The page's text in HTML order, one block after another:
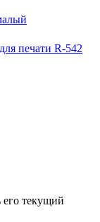
печати R-542
его текущий